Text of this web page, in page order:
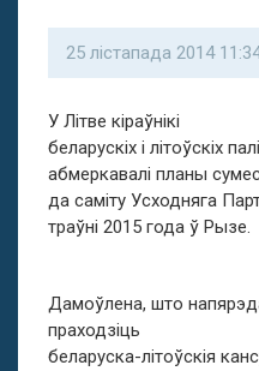
25 лістапада 2014
У Літве кіраўнікі
беларускіх і літоўскіх
абмеркавалі планы
да саміту Усходняга
траўні 2015 года ў Рызе.
Дамоўлена, што
праходзіць
беларуска-літоўскія